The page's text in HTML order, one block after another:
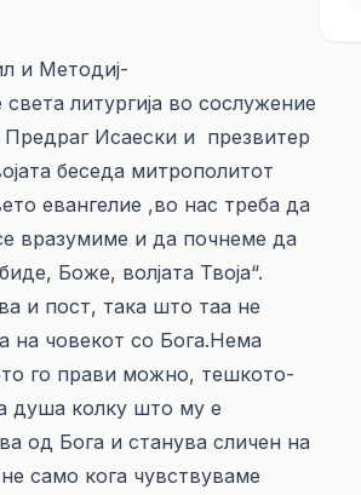
и Методиј-
литургија во сослужение
Исаески и презвитер
беседа митрополитот
евангелие ,во нас треба да
вразумиме и да почнеме да
Боже, волјата Твоја“.
и пост, така што таа не
на човекот со Бога.Нема
го прави можно, тешкото-
душа колку што му е
од Бога и станува сличен на
само кога чувствуваме